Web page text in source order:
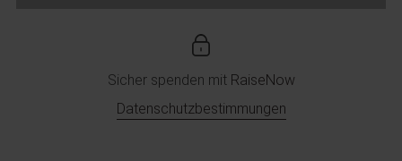
Sicher spenden mit RaiseNow
Datenschutzbestimmungen